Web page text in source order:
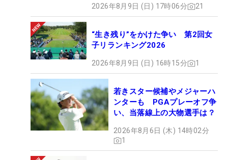
2026年8月9日 (日) 17時06分 21
“生き残り”をかけた争い 第2回女
子リランキング2026
2026年8月9日 (日) 16時15分 1
若きスター候補やメジャーハ
ンターも PGAプレーオフ争
い、当落線上の大物選手は？
2026年8月6日 (木) 14時02分
1